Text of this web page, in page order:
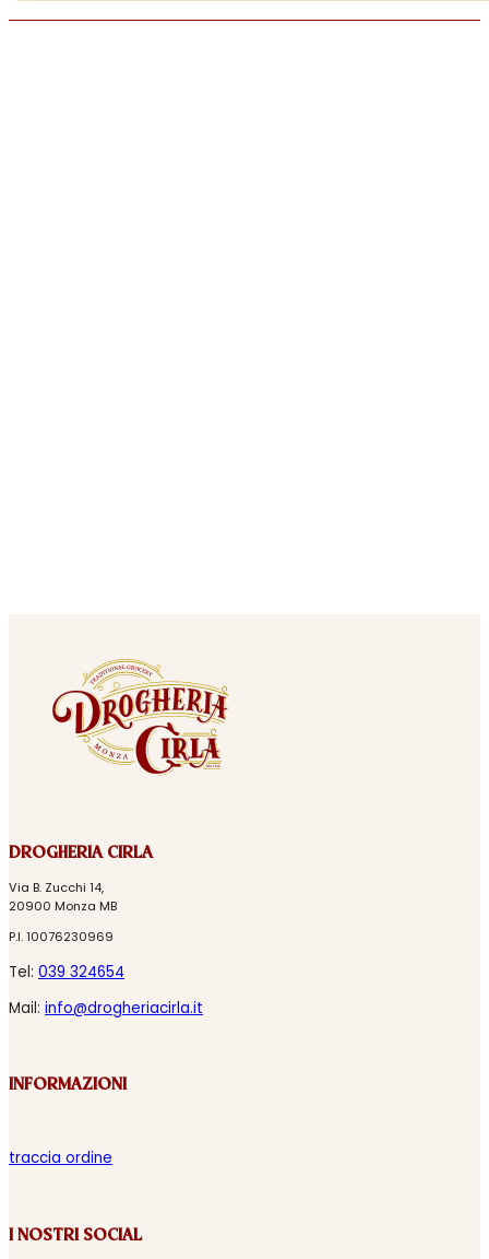
DROGHERIA CIRLA
Via B. Zucchi 14,
20900 Monza MB
P.I. 10076230969
Tel: 039 324654
Mail: info@drogheriacirla.it
INFORMAZIONI
traccia ordine
I NOSTRI SOCIAL